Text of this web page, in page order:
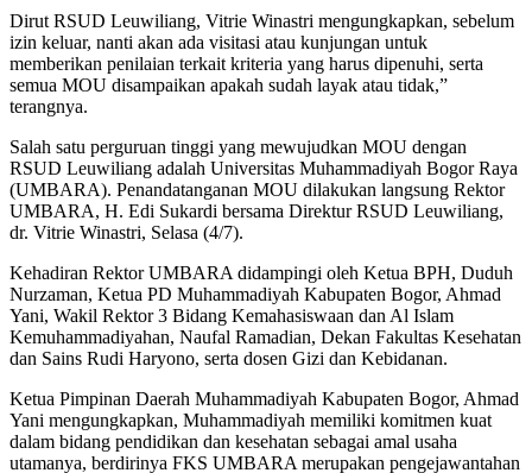
Dirut RSUD Leuwiliang, Vitrie Winastri mengungkapkan, sebelum
izin keluar, nanti akan ada visitasi atau kunjungan untuk
memberikan penilaian terkait kriteria yang harus dipenuhi, serta
semua MOU disampaikan apakah sudah layak atau tidak,”
terangnya.
Salah satu perguruan tinggi yang mewujudkan MOU dengan
RSUD Leuwiliang adalah Universitas Muhammadiyah Bogor Raya
(UMBARA). Penandatanganan MOU dilakukan langsung Rektor
UMBARA, H. Edi Sukardi bersama Direktur RSUD Leuwiliang,
dr. Vitrie Winastri, Selasa (4/7).
Kehadiran Rektor UMBARA didampingi oleh Ketua BPH, Duduh
Nurzaman, Ketua PD Muhammadiyah Kabupaten Bogor, Ahmad
Yani, Wakil Rektor 3 Bidang Kemahasiswaan dan Al Islam
Kemuhammadiyahan, Naufal Ramadian, Dekan Fakultas Kesehatan
dan Sains Rudi Haryono, serta dosen Gizi dan Kebidanan.
Ketua Pimpinan Daerah Muhammadiyah Kabupaten Bogor, Ahmad
Yani mengungkapkan, Muhammadiyah memiliki komitmen kuat
dalam bidang pendidikan dan kesehatan sebagai amal usaha
utamanya, berdirinya FKS UMBARA merupakan pengejawantahan